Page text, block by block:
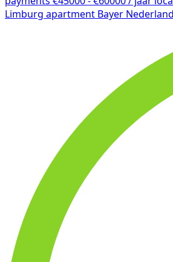
Limburg apartment Bayer Nederland